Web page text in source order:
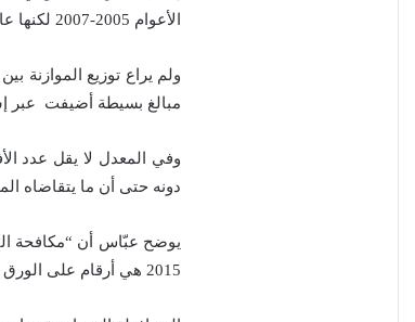
الأعوام 2005-2007 لكنها عادت وارتفعت خاصة بين الشباب جراء تدني التخصيصات المالية”.
ولم يراع توزيع الموازنة
مبالغ بسيطة أضيفت عبر
وفي المعدل لا يقل عدد
دونه حتى أن ما يتقاضاه
يوضح عبّاس أن “مكافحة
2015 هي أرقام على الورق فقط ولم تتسلم المحافظة سوى (20) في المئة ستذهب لتسديد ديونها المتراكمة من السنوات السابقة”.